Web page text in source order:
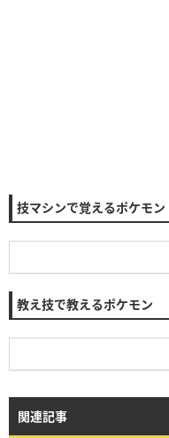
技マシンで覚えるポケモン
教え技で教えるポケモン
関連記事